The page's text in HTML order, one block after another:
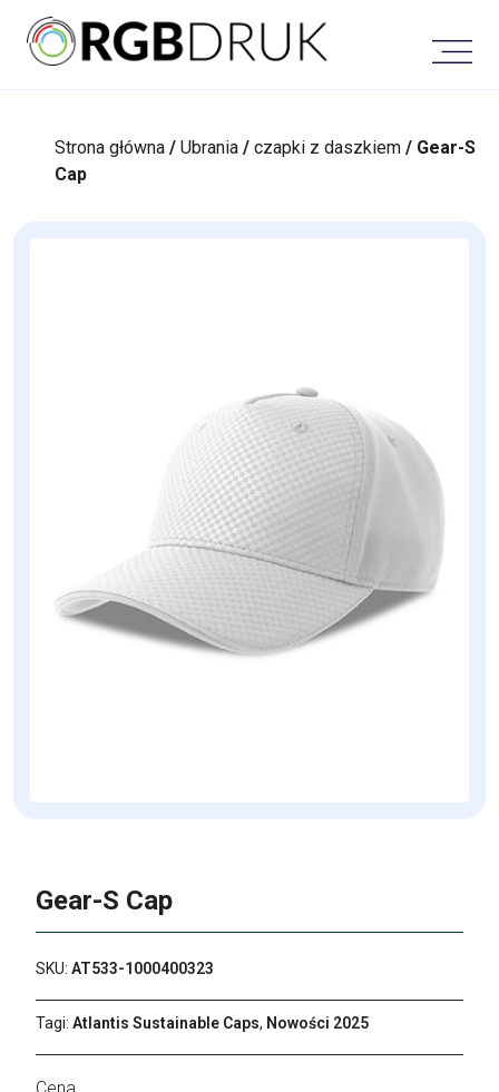
content
Strona główna /Ubrania /czapki z daszkiem / Gear-S
Cap
Gear-S Cap
SKU: AT533-1000400323
Tagi: Atlantis Sustainable Caps, Nowości 2025